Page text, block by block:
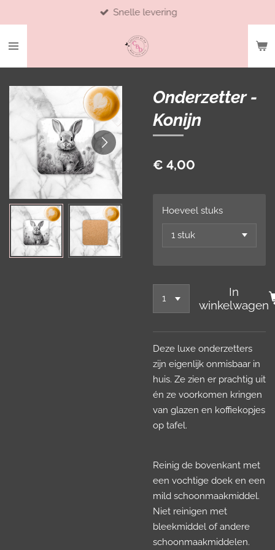
naar
Snelle levering
Onderzetter -
Konijn
€ 4,00
Hoeveel stuks
In
winkelwagen
Deze luxe onderzetters
zijn eigenlijk onmisbaar in
huis. Ze zien er prachtig uit
én ze voorkomen kringen
van glazen en koffiekopjes
op tafel.
Reinig de bovenkant met
een vochtige doek en een
mild schoonmaakmiddel.
Niet reinigen met
bleekmiddel of andere
schoonmaakmiddelen.